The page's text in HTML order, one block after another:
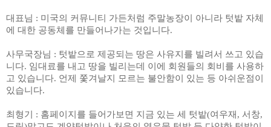
대표님 : 미국의 커뮤니티 가든처럼 주말농장이 아니라 텃밭 자체
에 대한 공동체를 만들어나가는 것입니다.
사무국장님 : 텃밭으로 제공되는 땅은 사유지를 빌려서 쓰고 있습
니다. 임대료를 내고 땅을 빌리는데 이에 회원들의 회비를 사용하
고 있습니다. 언제 쫓겨날지 모르는 불안함이 있는 등 아쉬운점이
있습니다.
최형기 : 홈페이지를 들어가보면 지금 있는 세 텃밭(여우재 , 서창,